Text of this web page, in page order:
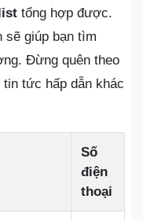
tổng hợp được.
sẽ giúp bạn tìm
Đừng quên theo
tức hấp dẫn khác
Số
điện
thoại